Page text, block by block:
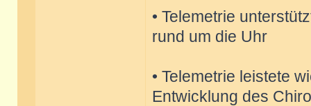
• Telemetrie
rund um die Uhr
• Telemetrie leistete
Entwicklung des